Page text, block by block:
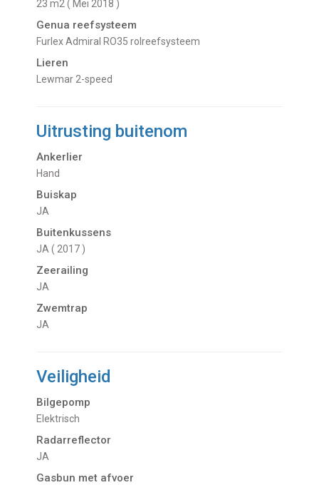
23 m2 ( Mei 2018 )
Genua reefsysteem
Furlex Admiral RO35 rolreefsysteem
Lieren
Lewmar 2-speed
Uitrusting buitenom
Ankerlier
Hand
Buiskap
JA
Buitenkussens
JA ( 2017 )
Zeerailing
JA
Zwemtrap
JA
Veiligheid
Bilgepomp
Elektrisch
Radarreflector
JA
Gasbun met afvoer